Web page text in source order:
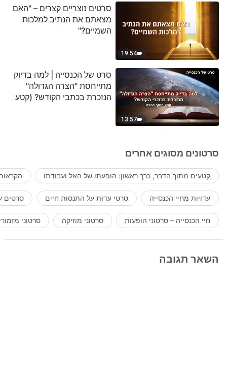
19:54
סרטים נוצריים קצרים – "האם
מצאתם את הנתיב למלכות
השמיים?"
13:57
סרט של הכנסייה | למה בדיוק
מתייחסת "הצרה הגדולה"
הנזכרת בכתבי הקודש? (קטע
סרטונים מסוגים אחרים
קטעים מתוך הדבר, כרך ראשון: הופעתו של האל ועבודתו
עדויות מחיי הכנסייה סרטי עדוּת על התנסוּת חיים סרטים
חיי הכנסייה – סרטוני הופעות סרטוני מוזיקה סרטוני
השאר תגובה